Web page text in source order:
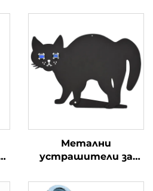
Метални
устрашители за
черна котка с